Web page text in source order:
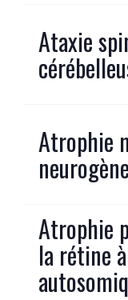
Ataxie
Atrophie
Atrophie
la rétine